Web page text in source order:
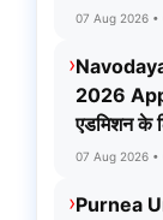
07 Aug 2026 •
›
2026
एडमिशन के
07 Aug 2026 •
›Purnea